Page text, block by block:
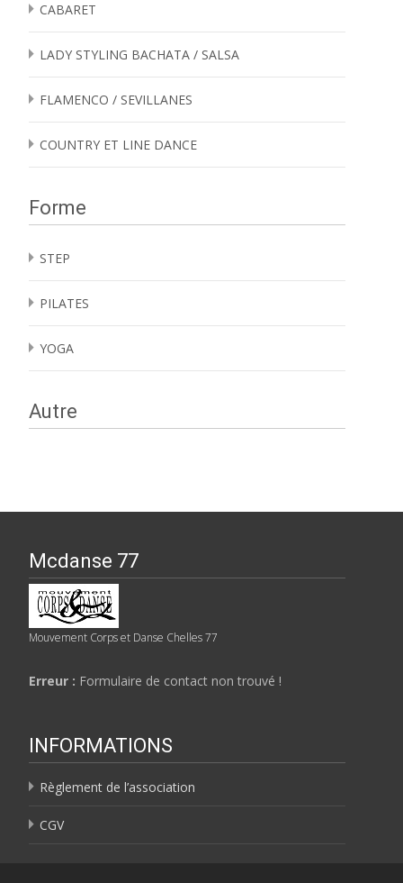
CABARET
LADY STYLING BACHATA / SALSA
FLAMENCO / SEVILLANES
COUNTRY ET LINE DANCE
Forme
STEP
PILATES
YOGA
Autre
Mcdanse 77
Mouvement Corps et Danse Chelles 77
Erreur : Formulaire de contact non trouvé !
INFORMATIONS
Règlement de l’association
CGV